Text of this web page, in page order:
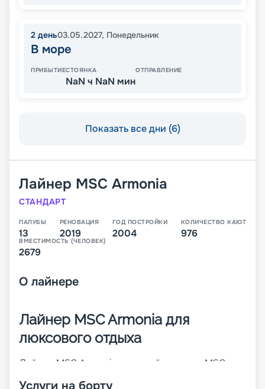
2 день03.05.2027, Понедельник
В море
ПРИБЫТИЕСТОЯНКА
NaN ч NaN мин
ОТПРАВЛЕНИЕ
Показать все дни (6)
Лайнер MSC Armonia
СТАНДАРТ
ПАЛУБЫ
13
РЕНОВАЦИЯ
2019
ГОД ПОСТРОЙКИ
2004
КОЛИЧЕСТВО КАЮТ
976
ВМЕСТИМОСТЬ (ЧЕЛОВЕК)
2679
О лайнере
Лайнер MSC Armonia для
люксового отдыха
Лайнер MSC Armonia – первый в классе MSC
Услуги на борту